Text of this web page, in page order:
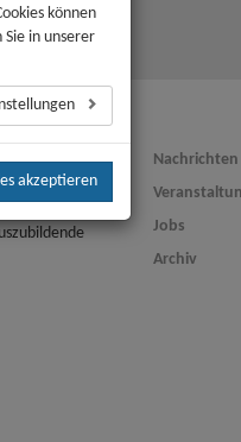
Nachrichten
Jobs
Archiv
können
in unserer
akzeptieren